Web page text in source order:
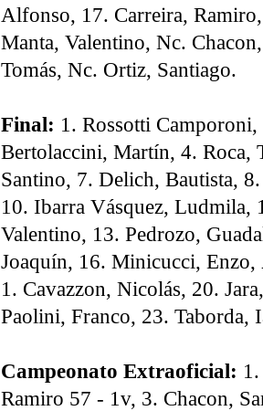
Alfonso, 17. Carreira,
Manta, Valentino, Nc.
Tomás, Nc. Ortiz, Santiago.
Final: 1. Rossotti
Bertolaccini, Martín, 4. Roca,
Santino, 7. Delich, Bautista,
10. Ibarra Vásquez, Ludmila,
Valentino, 13. Pedrozo,
Joaquín, 16. Minicucci, Enzo,
1. Cavazzon, Nicolás, 20.
Paolini, Franco, 23. Taborda,
Campeonato Extraoficial:
Ramiro 57 - 1v, 3. Chacon,